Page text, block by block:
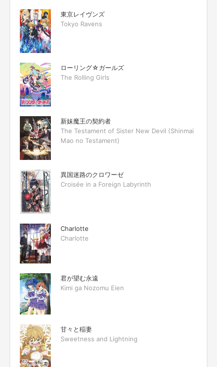
東京レイヴンズ
Tokyo Ravens
ローリング☆ガールズ
The Rolling Girls
新妹魔王の契約者
The Testament of Sister New Devil (Shinmai
Mao no Testament)
異国迷路のクロワーゼ
Croisée in a Foreign Labyrinth
Charlotte
Charlotte
君が望む永遠
Kimi ga Nozomu Eien
甘々と稲妻
Sweetness and Lightning